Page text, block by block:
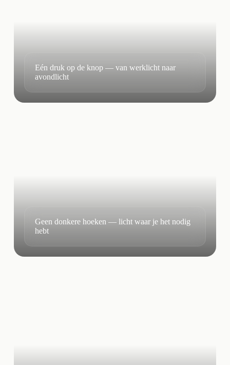
Eén druk op de knop — van werklicht naar
avondlicht
Geen donkere hoeken — licht waar je het nodig
hebt